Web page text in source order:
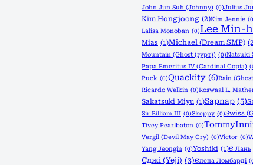
John Jun Suh (Johnny) (0)Julius
Kim Hongjoong (2)Kim Jennie
Lalisa Monoban (0)Lee Min-
Mias (1)Michael (Dream SMP)
Mountain (Ghost (гурт)) (0)Natsuki
Papa Emeritus IV (Cardinal Copia)
Puck (0)Quackity (6)Rain
Ricardo Welkin (0)Roswaal L.
Sakatsuki Miyu (1)Sapnap (5)
Sir Billiam III (0)Skeppy (0)Swiss
Tivey Pearlbaton (0)
Vergil (Devil May Cry) (0)Victor (0)
Yang Jeongin (0)Yoshiki (1)Є Лань
Єджі (Yeji) (3)Єлена Ломбарді